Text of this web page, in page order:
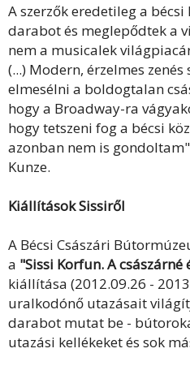
A szerzők eredetileg a
darabot és meglepődtek a
nem a musicalek
(...) Modern, érzelmes
elmesélni a boldogtalan
hogy a Broadway-ra
hogy tetszeni fog a bécsi
azonban nem is
Kunze.
Kiállítások Sissiről
A Bécsi Császári
a "Sissi Korfun. A császárné
kiállítása (2012.09.26 -
uralkodónő utazásait
darabot mutat be -
utazási kellékeket és sok